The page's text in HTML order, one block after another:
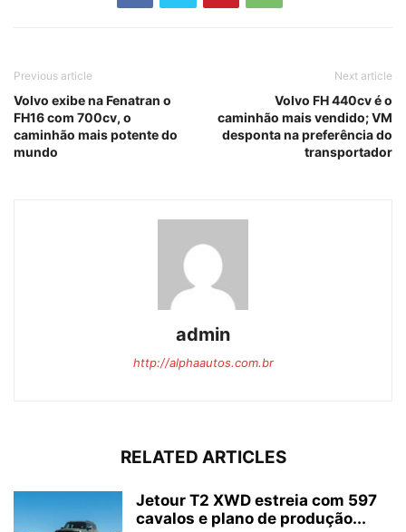
Previous article
Volvo exibe na Fenatran o
FH16 com 700cv, o
caminhão mais potente do
mundo
Next article
Volvo FH 440cv é o
caminhão mais vendido; VM
desponta na preferência do
transportador
admin
http://alphaautos.com.br
RELATED ARTICLES
Jetour T2 XWD estreia com 597
cavalos e plano de produção...